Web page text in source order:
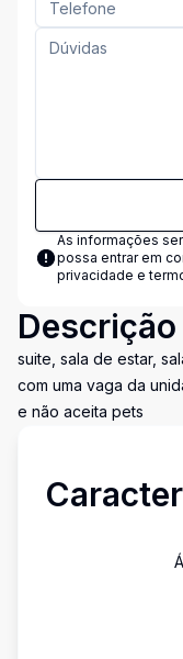
As informações
possa entrar em
privacidade e
Descrição
suite, sala de estar,
com uma vaga da
e não aceita pets